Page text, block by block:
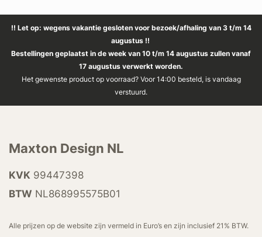
!! Let op: wegens vakantie gesloten voor bezoek/afhaling van 3 t/m 14
augustus !!
Bestellingen geplaatst in de week van 10 t/m 14 augustus zullen vanaf
17 augustus verwerkt worden.
Het gewenste product op voorraad? Voor 14:00 besteld, is vandaag
verstuurd.
Maxton Design NL
KVK 99447398
BTW NL868995575B01
Alle prijzen op de website zijn vermeld in Euro’s en zijn inclusief 21% BTW.